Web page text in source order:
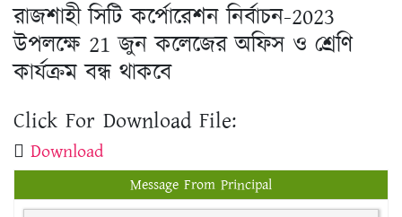
রাজশাহী সিটি কর্পোরেশন নির্বাচন-2023
উপলক্ষে 21 জুন কলেজের অফিস ও শ্রেণি
কার্যক্রম বন্ধ থাকবে
Click For Download File:
Download
Message From Principal